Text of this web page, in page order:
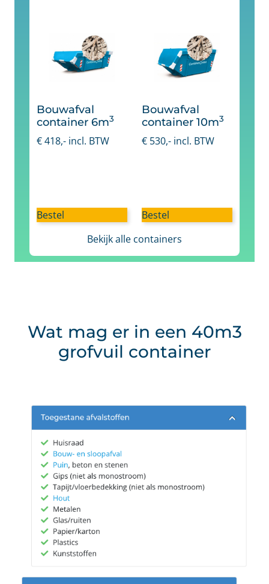
Bouwafval
container 6m3
€418,- incl. BTW
Bestel
Bouwafval
container 10m3
€ 530,- incl. BTW
Bestel
Bekijk alle containers
Wat mag er in een 40m3
grofvuil container